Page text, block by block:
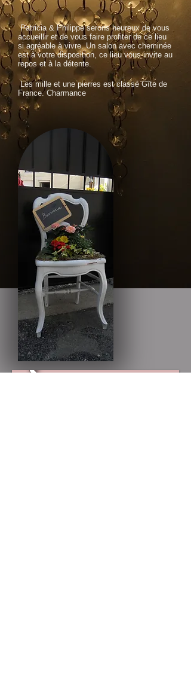
Patricia & Philippe serons heureux de vous
accueillir et de vous faire profiter de ce lieu
si agréable à vivre. Un salon avec cheminée
est à votre disposition, ce lieu vous invite au
repos et à la détente.
Les mille et une pierres est classé Gîte de
France. Charmance